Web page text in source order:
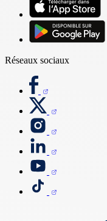
Réseaux sociaux